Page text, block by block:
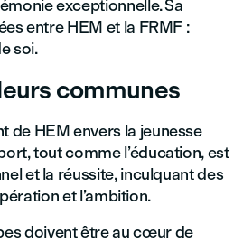
exceptionnelle. Sa
entre HEM et la FRMF :
soi.
communes
de HEM envers la jeunesse
tout comme l’éducation, est
et la réussite, inculquant des
et l’ambition.
doivent être au cœur de